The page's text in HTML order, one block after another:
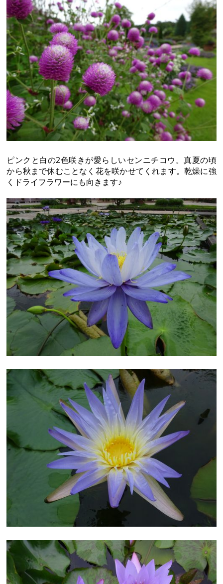
ピンクと白の2色咲きが愛らしいセンニチコウ。真夏の頃
から秋まで休むことなく花を咲かせてくれます。乾燥に強
くドライフラワーにも向きます♪